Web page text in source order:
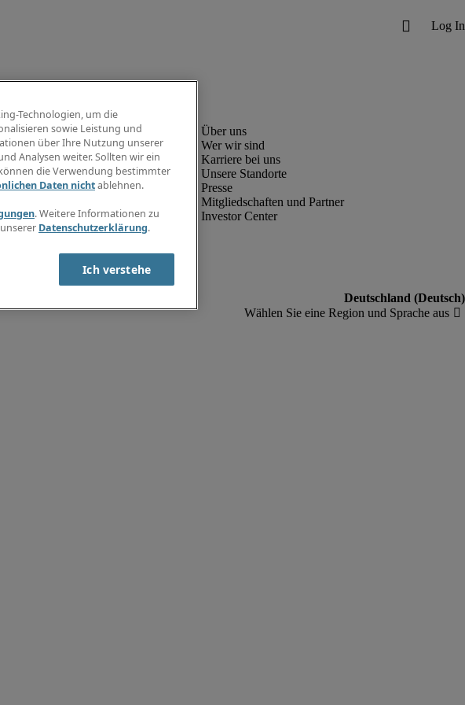
Wer wir sind
Karriere bei uns
Unsere Standorte
Presse
Mitgliedschaften und Partner
Investor Center
Technologien, um die
sowie Leistung und
über Ihre Nutzung unserer
Analysen weiter. Sollten wir ein
die Verwendung bestimmter
Daten nichtablehnen.
. Weitere Informationen zu
Datenschutzerklärung.
Ich verstehe